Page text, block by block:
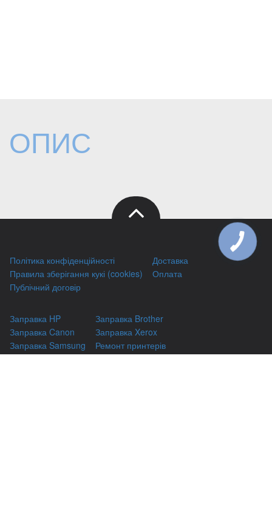
ОПИС
Політика конфіденційності
Правила зберігання кукі (cookies)
Публічний договір
Доставка
Оплата
Заправка HP
Заправка Canon
Заправка Samsung
Заправка Brother
Заправка Xerox
Ремонт принтерів
КНОПКА
ЗВ'ЯЗКУ